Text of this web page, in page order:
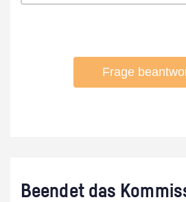
Beendet das